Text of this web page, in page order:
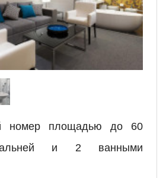
номер площадью до 60
и 2 ванными